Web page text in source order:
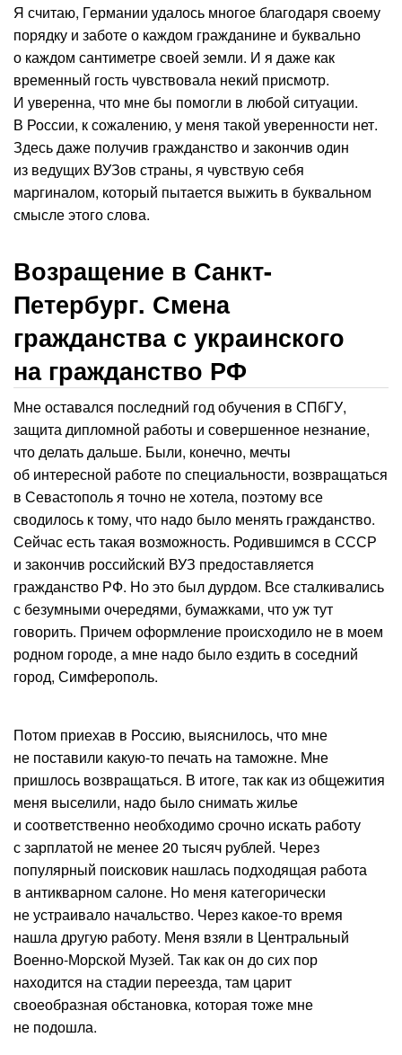
Я считаю, Германии удалось многое благодаря своему
порядку и заботе о каждом гражданине и буквально
о каждом сантиметре своей земли. И я даже как
временный гость чувствовала некий присмотр.
И уверенна, что мне бы помогли в любой ситуации.
В России, к сожалению, у меня такой уверенности нет.
Здесь даже получив гражданство и закончив один
из ведущих ВУЗов страны, я чувствую себя
маргиналом, который пытается выжить в буквальном
смысле этого слова.
Возращение в Санкт-
Петербург. Смена
гражданства с украинского
на гражданство РФ
Мне оставался последний год обучения в СПбГУ,
защита дипломной работы и совершенное незнание,
что делать дальше. Были, конечно, мечты
об интересной работе по специальности, возвращаться
в Севастополь я точно не хотела, поэтому все
сводилось к тому, что надо было менять гражданство.
Сейчас есть такая возможность. Родившимся в СССР
и закончив российский ВУЗ предоставляется
гражданство РФ. Но это был дурдом. Все сталкивались
с безумными очередями, бумажками, что уж тут
говорить. Причем оформление происходило не в моем
родном городе, а мне надо было ездить в соседний
город, Симферополь.
Потом приехав в Россию, выяснилось, что мне
не поставили какую-то печать на таможне. Мне
пришлось возвращаться. В итоге, так как из общежития
меня выселили, надо было снимать жилье
и соответственно необходимо срочно искать работу
с зарплатой не менее 20 тысяч рублей. Через
популярный поисковик нашлась подходящая работа
в антикварном салоне. Но меня категорически
не устраивало начальство. Через какое-то время
нашла другую работу. Меня взяли в Центральный
Военно-Морской Музей. Так как он до сих пор
находится на стадии переезда, там царит
своеобразная обстановка, которая тоже мне
не подошла.